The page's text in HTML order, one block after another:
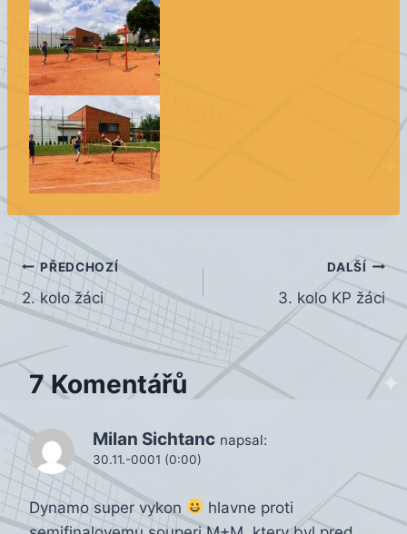
Navigace
pro
příspěvek
PŘEDCHOZÍ
2. kolo žáci
DALŠÍ
3. kolo KP žáci
7 Komentářů
Milan Sichtanc napsal:
30.11.-0001 (0:00)
Dynamo super vykon
hlavne proti